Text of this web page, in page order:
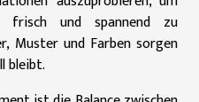
frisch und spannend zu
Muster und Farben sorgen
bleibt.